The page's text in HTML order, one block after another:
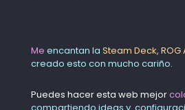
Me encantan la Steam Deck, ROG
creado esto con mucho cariño.
Puedes hacer esta web mejor
compartiendo ideas y